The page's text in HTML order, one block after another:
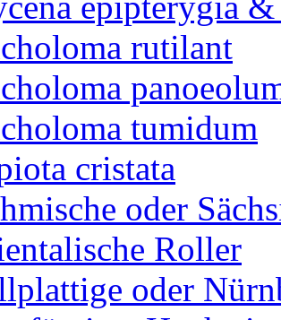
rutilant
tumidum
cristata
oder
Roller
oder